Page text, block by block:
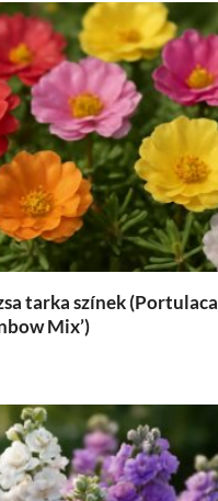
tarka színek (Portulaca
Mix’)